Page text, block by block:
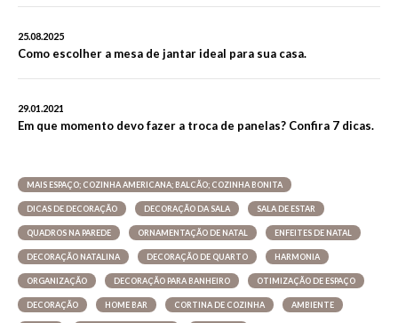
25.08.2025
Como escolher a mesa de jantar ideal para sua casa.
29.01.2021
Em que momento devo fazer a troca de panelas? Confira 7 dicas.
MAIS ESPAÇO; COZINHA AMERICANA; BALCÃO; COZINHA BONITA
DICAS DE DECORAÇÃO DECORAÇÃO DA SALA SALA DE ESTAR
QUADROS NA PAREDE ORNAMENTAÇÃO DE NATAL ENFEITES DE NATAL
DECORAÇÃO NATALINA DECORAÇÃO DE QUARTO HARMONIA
ORGANIZAÇÃO DECORAÇÃO PARA BANHEIRO OTIMIZAÇÃO DE ESPAÇO
DECORAÇÃO HOME BAR CORTINA DE COZINHA AMBIENTE